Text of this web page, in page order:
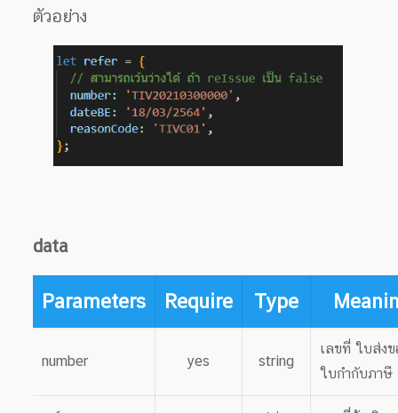
ตัวอย่าง
data
Parameters Require Type
number yes string
เลขที่ ใบส่ง
ใบกำกับภาษี